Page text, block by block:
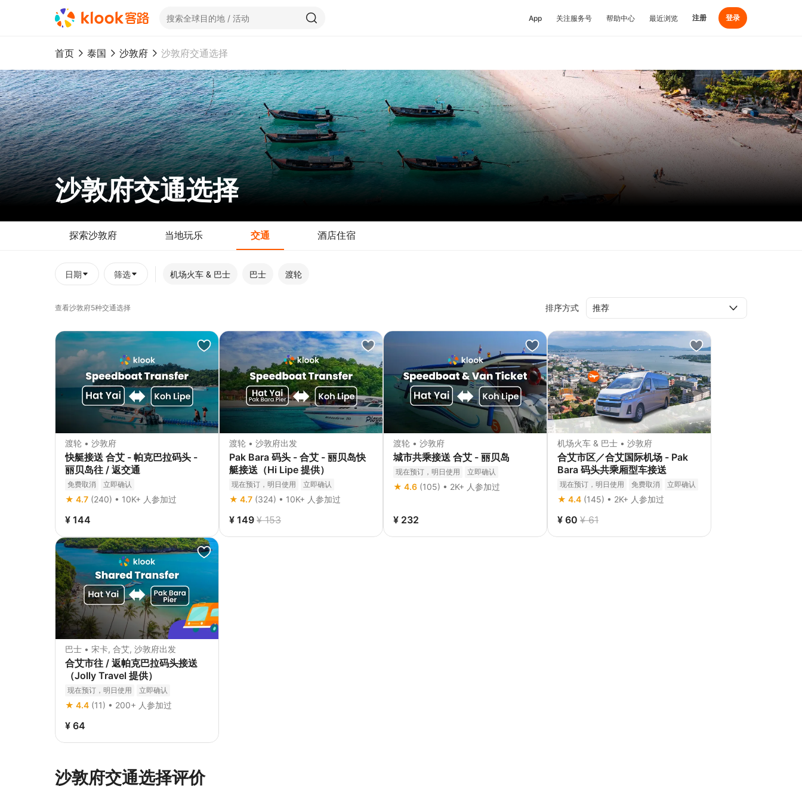
App 关注服务号 帮助中心 最近浏览 注册 登录
首页 泰国 沙敦府 沙敦府交通选择
沙敦府交通选择
探索沙敦府 当地玩乐 交通 酒店住宿
日期 筛选 机场火车 & 巴士 巴士 渡轮
查看沙敦府5种交通选择 排序方式
渡轮 • 沙敦府
快艇接送 合艾 - 帕克巴拉码头 -
丽贝岛往 / 返交通
免费取消 立即确认
★ 4.7 (240) • 10K+ 人参加过
¥ 144
渡轮 • 沙敦府出发
Pak Bara 码头 - 合艾 - 丽贝岛快
艇接送（Hi Lipe 提供）
现在预订，明日使用 立即确认
★ 4.7 (324) • 10K+ 人参加过
¥ 149 ¥ 153
渡轮 • 沙敦府
城市共乘接送 合艾 - 丽贝岛
现在预订，明日使用 立即确认
★ 4.6 (105) • 2K+ 人参加过
¥ 232
机场火车 & 巴士 • 沙敦府
合艾市区／合艾国际机场 - Pak
Bara 码头共乘厢型车接送
现在预订，明日使用 免费取消 立即确认
★ 4.4 (145) • 2K+ 人参加过
¥ 60 ¥ 61
巴士 • 宋卡, 合艾, 沙敦府出发
合艾市往 / 返帕克巴拉码头接送
（Jolly Travel 提供）
现在预订，明日使用 立即确认
★ 4.4 (11) • 200+ 人参加过
¥ 64
沙敦府交通选择评价